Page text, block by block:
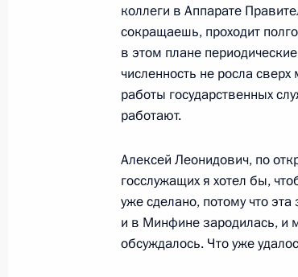
Совещание по вопросам
государственных служащих
20 сентября 2010 года, 14:00
Приветствие
МАГАТЭ
20 сентября 2010 года, 13:20
коллеги в Аппарате
сокращаешь, проходит
в этом плане
численность не росла
работы государственных
работают.
Алексей Леонидович, по
госслужащих я хотел бы,
уже сделано, потому что
и в Минфине зародилась, и
обсуждалось. Что уже